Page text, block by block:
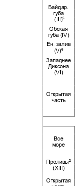
Байдар.
губа
(III)5
Обская
губа ( IV)
Ен. залив
(V)6
Западнее
Диксона
(VI)
Открытая
часть
Все
море
Проливы2
(XIII)
Открытая